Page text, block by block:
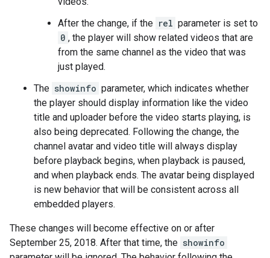
After the change, if the rel parameter is set to
0 , the player will show related videos that are
from the same channel as the video that was
just played.
The showinfo parameter, which indicates whether
the player should display information like the video
title and uploader before the video starts playing, is
also being deprecated. Following the change, the
channel avatar and video title will always display
before playback begins, when playback is paused,
and when playback ends. The avatar being displayed
is new behavior that will be consistent across all
embedded players.
These changes will become effective on or after
September 25, 2018. After that time, the showinfo